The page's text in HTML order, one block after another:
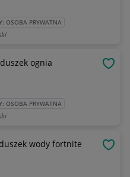
OSOBA PRYWATNA
ognia
OSOBA PRYWATNA
wody fortnite